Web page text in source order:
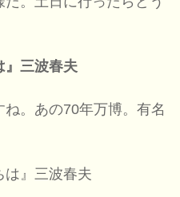
』三波春夫
。あの70年万博。有名
』三波春夫